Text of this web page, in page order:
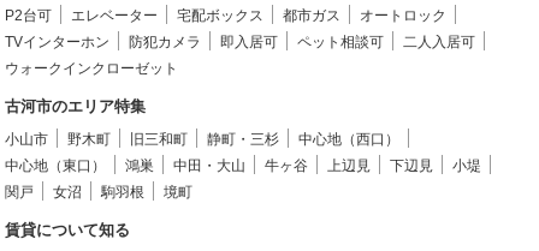
P2台可
エレベーター 宅配ボックス 都市ガス
オートロック
TVインターホン
防犯カメラ 即入居可 ペット相談可
二人入居可
ウォークインクローゼット
古河市のエリア特集
小山市 野木町 旧三和町 静町・三杉
中心地（西口）
中心地（東口）
鴻巣 中田・大山 牛ヶ谷 上辺見 下辺見
小堤
関戸
女沼 駒羽根 境町
賃貸について知る